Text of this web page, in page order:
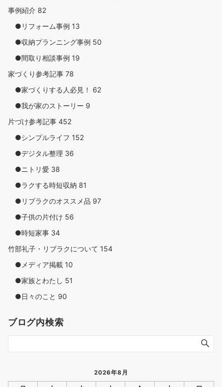
事例紹介 82
●リフォーム事例 13
●収納プランニング事例 50
●間取り相談事例 19
家づくり参考記事 78
●家づくりする人必見！ 62
●我が家のストーリー 9
片づけ参考記事 452
●シンプルライフ 152
●デジタル整理 36
●ニトリ愛 38
●ラクする時短収納 81
●リブラクのオススメ品 97
●子供の片付け 56
●時短家事 34
竹部礼子・リブラクについて 154
●メディア掲載 10
●家族とわたし 51
●日々のこと 90
ブログ内検索
2026年8月